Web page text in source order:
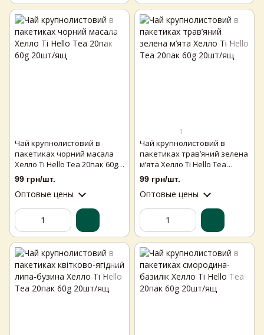
Чай крупнолистовий в
пакетиках чорний масала
Хелло Ті Hello Tea 20пак 60g
20шт/ящ
99 грн/шт.
Оптовые цены
1
Чай крупнолистовий в
пакетиках трав’яний зелена
м’ята Хелло Ті Hello Tea
20пак 60g 20шт/ящ
99 грн/шт.
Оптовые цены